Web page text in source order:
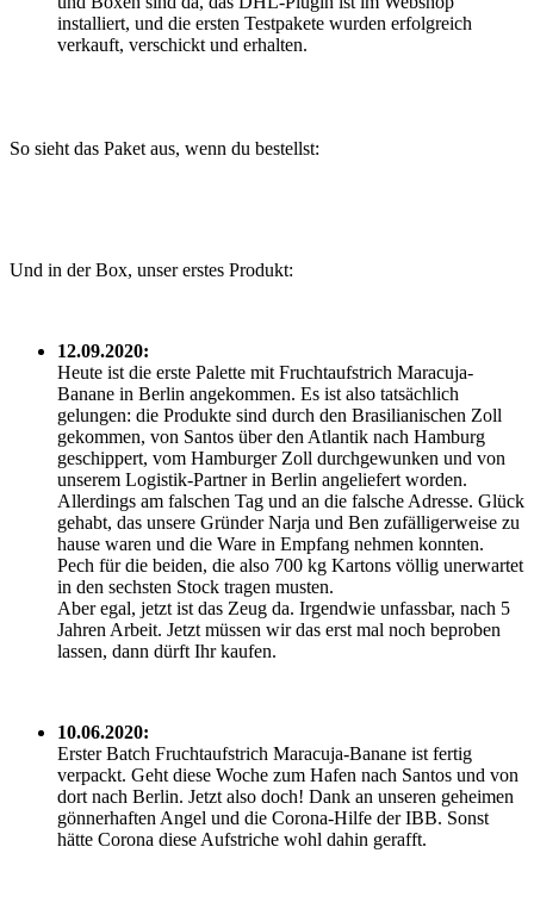
installiert, und die ersten Testpakete wurden erfolgreich
verkauft, verschickt und erhalten.
So sieht das Paket aus, wenn du bestellst:
Und in der Box, unser erstes Produkt:
12.09.2020:
Heute ist die erste Palette mit Fruchtaufstrich Maracuja-
Banane in Berlin angekommen. Es ist also tatsächlich
gelungen: die Produkte sind durch den Brasilianischen Zoll
gekommen, von Santos über den Atlantik nach Hamburg
geschippert, vom Hamburger Zoll durchgewunken und von
unserem Logistik-Partner in Berlin angeliefert worden.
Allerdings am falschen Tag und an die falsche Adresse. Glück
gehabt, das unsere Gründer Narja und Ben zufälligerweise zu
hause waren und die Ware in Empfang nehmen konnten.
Pech für die beiden, die also 700 kg Kartons völlig unerwartet
in den sechsten Stock tragen musten.
Aber egal, jetzt ist das Zeug da. Irgendwie unfassbar, nach 5
Jahren Arbeit. Jetzt müssen wir das erst mal noch beproben
lassen, dann dürft Ihr kaufen.
10.06.2020:
Erster Batch Fruchtaufstrich Maracuja-Banane ist fertig
verpackt. Geht diese Woche zum Hafen nach Santos und von
dort nach Berlin. Jetzt also doch! Dank an unseren geheimen
gönnerhaften Angel und die Corona-Hilfe der IBB. Sonst
hätte Corona diese Aufstriche wohl dahin gerafft.